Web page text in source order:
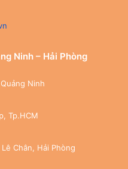
Ninh – Hải Phòng
Ninh
Tp.HCM
Chân, Hải Phòng